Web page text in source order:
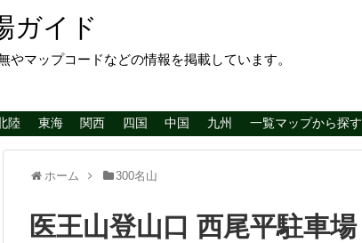
ガイド
マップコードなどの情報を掲載しています。
陸 東海 関西 四国 中国 九州 一覧マップから探す
ホーム 300名山
医王山登山口 西尾平駐車場